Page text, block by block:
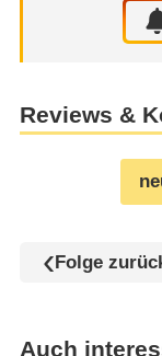
Reviews &
Folge
Auch